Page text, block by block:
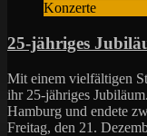
Konzerte
25-jähriges
Mit einem vielfältigen
ihr 25-jähriges
Hamburg und endete
Freitag, den 21.